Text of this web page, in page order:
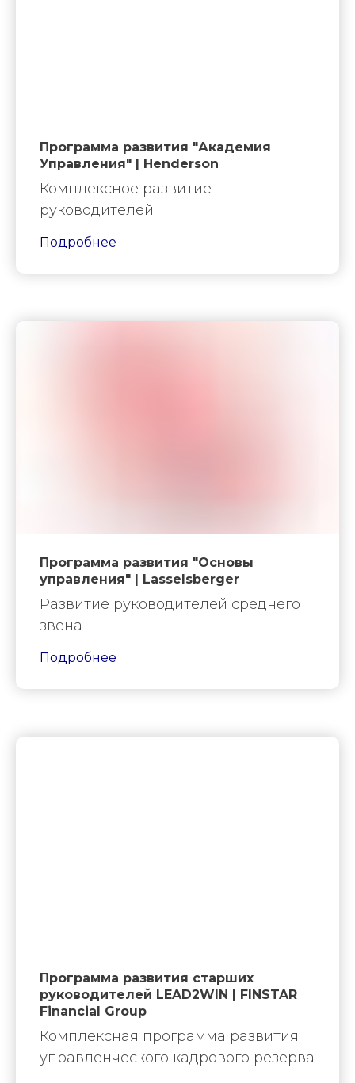
Программа развития "Академия
Управления" | Henderson
Комплексное развитие
руководителей
Подробнее
Программа развития "Основы
управления" | Lasselsberger
Развитие руководителей среднего
звена
Подробнее
Программа развития старших
руководителей LEAD2WIN | FINSTAR
Financial Group
Комплексная программа развития
управленческого кадрового резерва